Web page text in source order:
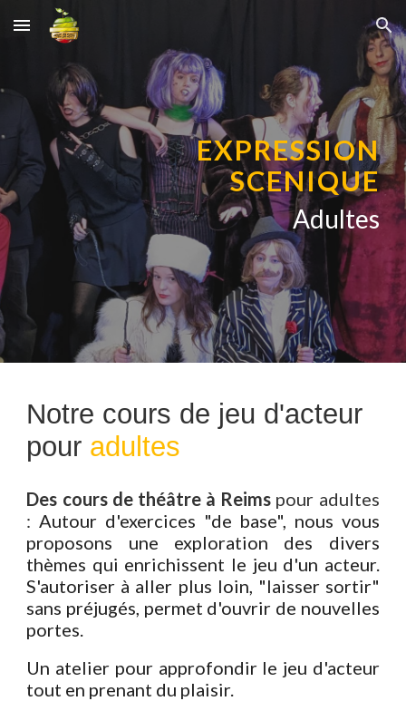
Skip to main content Skip to navigation
EXPRESSION
SCENIQUE
Adultes
Notre cours de jeu d'acteur
pour adultes
Des cours de théâtre à Reims pour adultes
:Autour d'exercices "de base", nous vous
proposons une exploration des divers
thèmes qui enrichissent le jeu d'un acteur.
S'autoriser à aller plus loin, "laisser sortir"
sans préjugés, permet d'ouvrir de nouvelles
portes.
Un atelier pour approfondir le jeu d'acteur
tout en prenant du plaisir.